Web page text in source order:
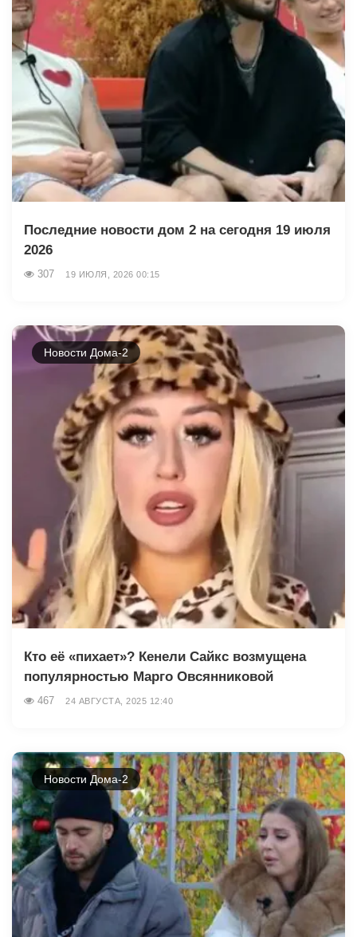
Последние новости дом 2 на сегодня 19 июля
2026
307 19 ИЮЛЯ, 2026 00:15
Новости Дома-2
Кто её «пихает»? Кенели Сайкс возмущена
популярностью Марго Овсянниковой
467 24 АВГУСТА, 2025 12:40
Новости Дома-2